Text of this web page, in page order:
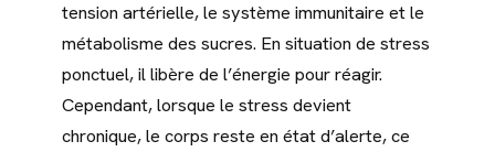
tension artérielle, le système immunitaire et le
métabolisme des sucres. En situation de stress
ponctuel, il libère de l’énergie pour réagir.
Cependant, lorsque le stress devient
chronique, le corps reste en état d’alerte, ce